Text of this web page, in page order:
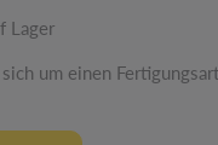
Lager
um einen